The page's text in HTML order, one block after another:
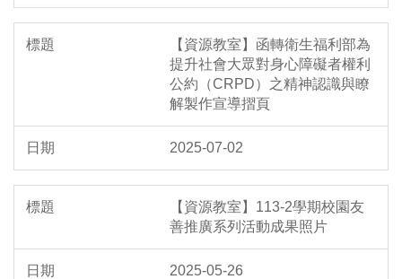
【資源教室】函轉衛生福利部為
提升社會大眾對身心障礙者權利
公約（CRPD）之精神認識與瞭
解製作宣導摺頁
2025-07-02
【資源教室】113-2學期校園友
善推廣系列活動成果照片
2025-05-26